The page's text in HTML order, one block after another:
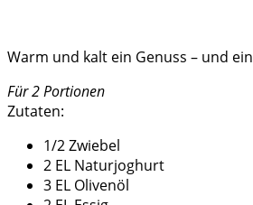
Warm und kalt ein Genuss – und
Für 2 Portionen
Zutaten:
1/2 Zwiebel
2 EL Naturjoghurt
3 EL Olivenöl